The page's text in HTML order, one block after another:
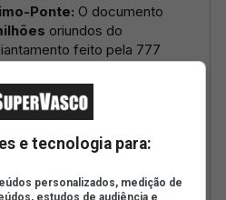
e tecnologia para:
personalizados, medição de
estudos de audiência e